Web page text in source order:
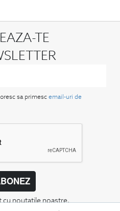
TE
sa primesc email-uri de
cu noutatile noastre,